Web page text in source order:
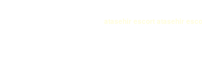
atasehir escort atasehir